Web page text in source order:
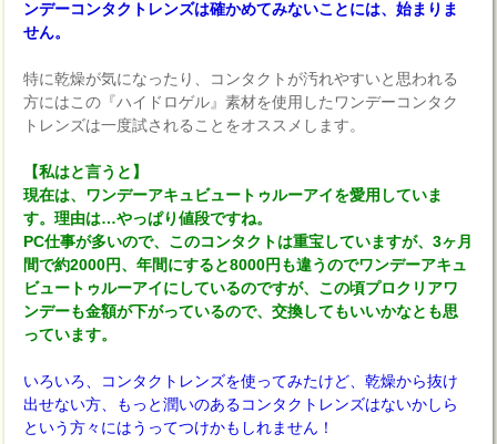
ンデーコンタクトレンズは確かめてみないことには、始まりま
せん。
特に乾燥が気になったり、コンタクトが汚れやすいと思われる
方にはこの『ハイドロゲル』素材を使用したワンデーコンタク
トレンズは一度試されることをオススメします。
【私はと言うと】
現在は、ワンデーアキュビュートゥルーアイを愛用していま
す。理由は…やっぱり値段ですね。
PC仕事が多いので、このコンタクトは重宝していますが、3ヶ月
間で約2000円、年間にすると8000円も違うのでワンデーアキュ
ビュートゥルーアイにしているのですが、この頃プロクリアワ
ンデーも金額が下がっているので、交換してもいいかなとも思
っています。
いろいろ、コンタクトレンズを使ってみたけど、乾燥から抜け
出せない方、もっと潤いのあるコンタクトレンズはないかしら
という方々にはうってつけかもしれません！